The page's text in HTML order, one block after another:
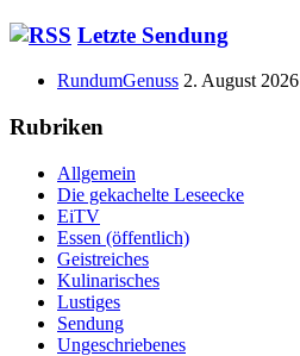
Haupt-
Seitenleiste
Letzte Sendung
RundumGenuss 2. August 2026
Rubriken
Allgemein
Die gekachelte Leseecke
EiTV
Essen (öffentlich)
Geistreiches
Kulinarisches
Lustiges
Sendung
Ungeschriebenes